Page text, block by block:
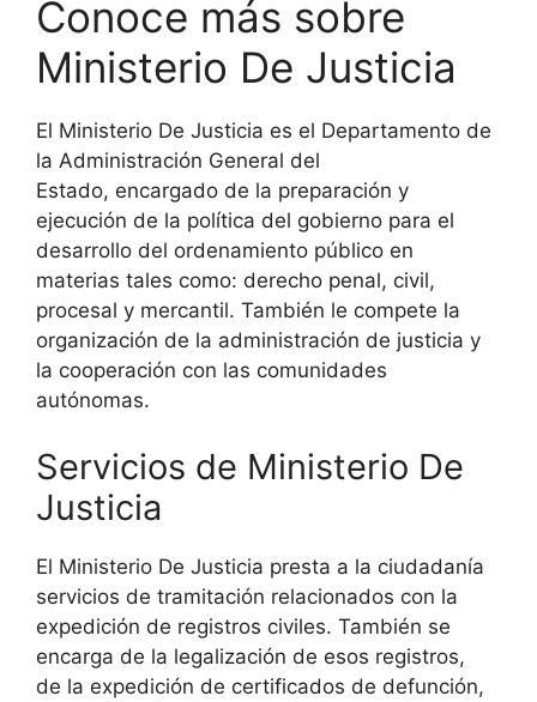
Conoce más sobre
Ministerio De Justicia
El Ministerio De Justicia es el Departamento de
la Administración General del
Estado, encargado de la preparación y
ejecución de la política del gobierno para el
desarrollo del ordenamiento público en
materias tales como: derecho penal, civil,
procesal y mercantil. También le compete la
organización de la administración de justicia y
la cooperación con las comunidades
autónomas.
Servicios de Ministerio De
Justicia
El Ministerio De Justicia presta a la ciudadanía
servicios de tramitación relacionados con la
expedición de registros civiles. También se
encarga de la legalización de esos registros,
de la expedición de certificados de defunción,